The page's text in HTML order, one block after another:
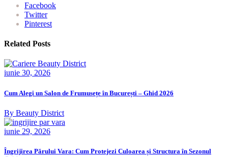
Facebook
Twitter
Pinterest
Related Posts
iunie 30, 2026
Cum Alegi un Salon de Frumusețe în București – Ghid 2026
By Beauty District
iunie 29, 2026
Îngrijirea Părului Vara: Cum Protejezi Culoarea și Structura în Sezonul